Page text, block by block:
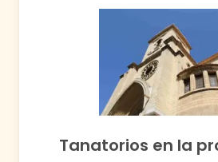
Tanatorios en la